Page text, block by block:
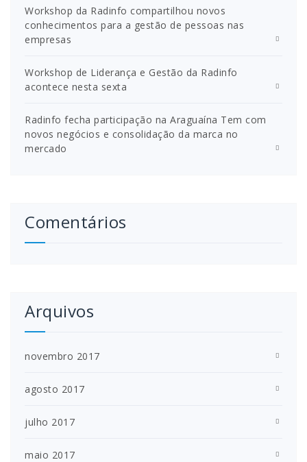
Workshop da Radinfo compartilhou novos
conhecimentos para a gestão de pessoas nas
empresas
Workshop de Liderança e Gestão da Radinfo
acontece nesta sexta
Radinfo fecha participação na Araguaína Tem com
novos negócios e consolidação da marca no
mercado
Comentários
Arquivos
novembro 2017
agosto 2017
julho 2017
maio 2017